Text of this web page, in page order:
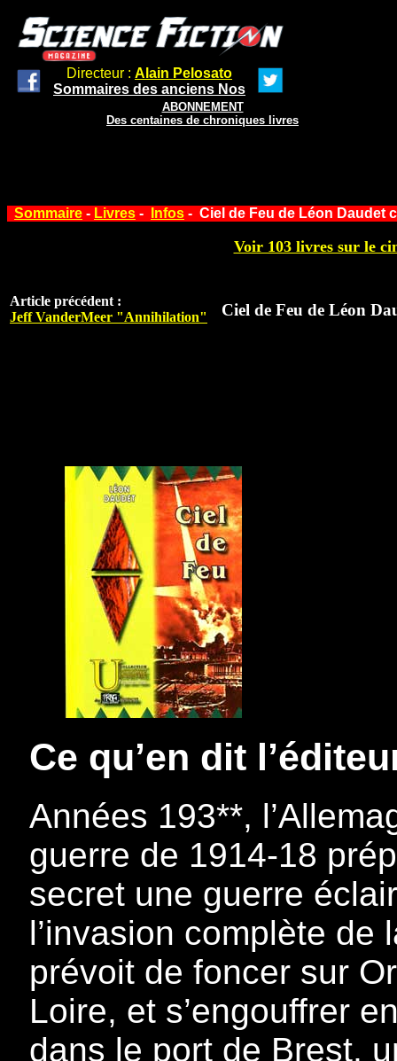
Directeur : Alain Pelosato
Sommaires des anciens Nos
ABONNEMENT
Des centaines de chroniques livres
Sommaire - Livres - Infos - Ciel de Feu de Léon Daudet
Voir 103 livres sur le
Article précédent :
Jeff VanderMeer "Annihilation"
Ciel de Feu de Léon
Ce qu’en dit
Années 193**,
guerre de 1914-18
secret une guerre
l’invasion complète de
prévoit de foncer sur
Loire, et s’engouffrer
dans le port de Brest,